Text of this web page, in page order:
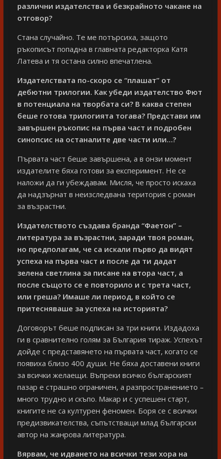
различни издателства и безкрайното чакане на
отговор?
Стана случайно. Те ме потърсиха, защото
ръкописът попадна в главната редакторка Катя
Латева и тя остана силно впечатлена.
Издателствата по-скоро се “плашат” от
дебютни трилогии. Как убеди издателство Фют
в потенциала на творбата си? В каква степен
беше готова трилогията тогава? Представи им
завършен ръкопис на първа част и подробен
синопсис на останалите две части или…?
Първата част беше завършена, а в онзи момент
издателите бяха готови за експеримент. Не се
наложи да ги убеждавам. Мисля, че просто искаха
да надзърнат в неизследвана територия с роман
за възрастни.
Издателството създава бранда “Фаетон” –
литература за възрастни, заради твоя роман,
но предполагам, че са искали първо да видят
успеха на първа част и после да ти дадат
зелена светлина за писане на втора част, а
после същото се е повторило и с трета част,
или греша? Имаше ли период, в който се
притесняваше за успеха на историята?
Договорът беше подписан за три книги. Издадоха
ги в сравнително голям за България тираж. Успехът
дойде с представянето на първата част, когато се
появиха близо 400 души. Не бяха доставени книги
за всички желаещи. Въпреки всичко българският
пазар е страшно ограничен, а разпространението –
много трудно и скъпо. Макар и с успешен старт,
книгите не са културен феномен. Боря се с всички
предизвикателства, съпътстващи млад български
автор на жанрова литература.
Вярвам, че идването на всички тези хора на